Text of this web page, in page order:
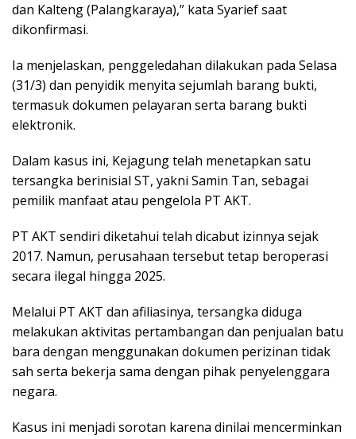
dan Kalteng (Palangkaraya),” kata Syarief saat
dikonfirmasi.
Ia menjelaskan, penggeledahan dilakukan pada Selasa
(31/3) dan penyidik menyita sejumlah barang bukti,
termasuk dokumen pelayaran serta barang bukti
elektronik.
Dalam kasus ini, Kejagung telah menetapkan satu
tersangka berinisial ST, yakni Samin Tan, sebagai
pemilik manfaat atau pengelola PT AKT.
PT AKT sendiri diketahui telah dicabut izinnya sejak
2017. Namun, perusahaan tersebut tetap beroperasi
secara ilegal hingga 2025.
Melalui PT AKT dan afiliasinya, tersangka diduga
melakukan aktivitas pertambangan dan penjualan batu
bara dengan menggunakan dokumen perizinan tidak
sah serta bekerja sama dengan pihak penyelenggara
negara.
Kasus ini menjadi sorotan karena dinilai mencerminkan